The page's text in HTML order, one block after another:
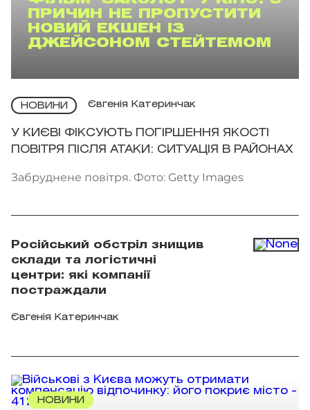
ПРИЧИН НЕ ПРОПУСТИТИ
НОВИЙ ЕКШЕН ІЗ
ДЖЕЙСОНОМ СТЕЙТЕМОМ
НОВИНИ Євгенія Катеринчак
У КИЄВІ ФІКСУЮТЬ ПОГІРШЕННЯ ЯКОСТІ
ПОВІТРЯ ПІСЛЯ АТАКИ: СИТУАЦІЯ В РАЙОНАХ
Забруднене повітря. Фото: Getty Images
Російський обстріл знищив
склади та логістичні
центри: які компанії
постраждали
Євгенія Катеринчак
НОВИНИ